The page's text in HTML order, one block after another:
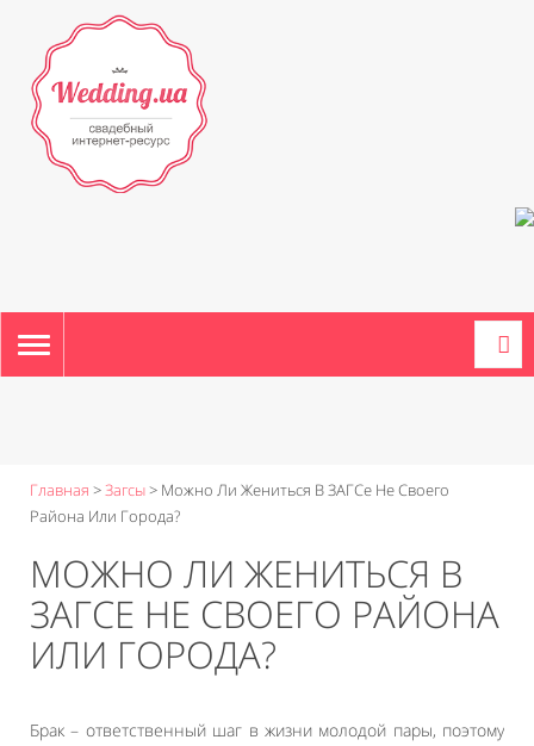
TOGGLE
NAVIGATION
Главная >Загсы> Можно Ли Жениться В ЗАГСе Не Своего
Района Или Города?
МОЖНО ЛИ ЖЕНИТЬСЯ В
ЗАГСЕ НЕ СВОЕГО РАЙОНА
ИЛИ ГОРОДА?
Брак – ответственный шаг в жизни молодой пары, поэтому